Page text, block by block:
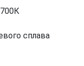
сплава